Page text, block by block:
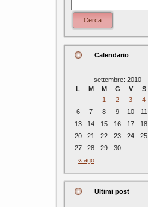
Cerca
Calendario
settembre: 2010
L
M M G V S
« ago
1 2 3 4
6
7 8 9 10 11
13
14 15 16 17 18
20
21 22 23 24 25
27
28 29 30
Ultimi post